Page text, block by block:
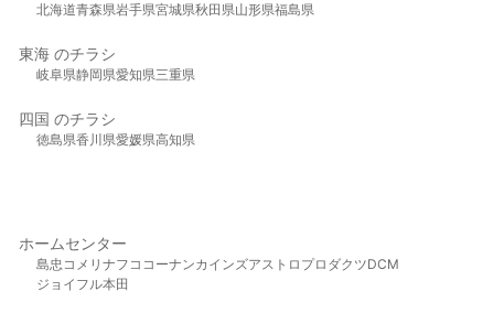
北海道青森県岩手県宮城県秋田県山形県福島県
東海 のチラシ
岐阜県静岡県愛知県三重県
四国 のチラシ
徳島県香川県愛媛県高知県
ホームセンター
島忠 コメリ ナフコ コーナンカインズアストロプロダクツDCM
ジョイフル本田